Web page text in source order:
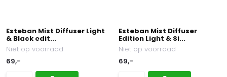
Esteban Mist Diffuser Light
& Black edit...
Niet op voorraad
69,-
Esteban Mist Diffuser
Edition Light & Si...
Niet op voorraad
69,-